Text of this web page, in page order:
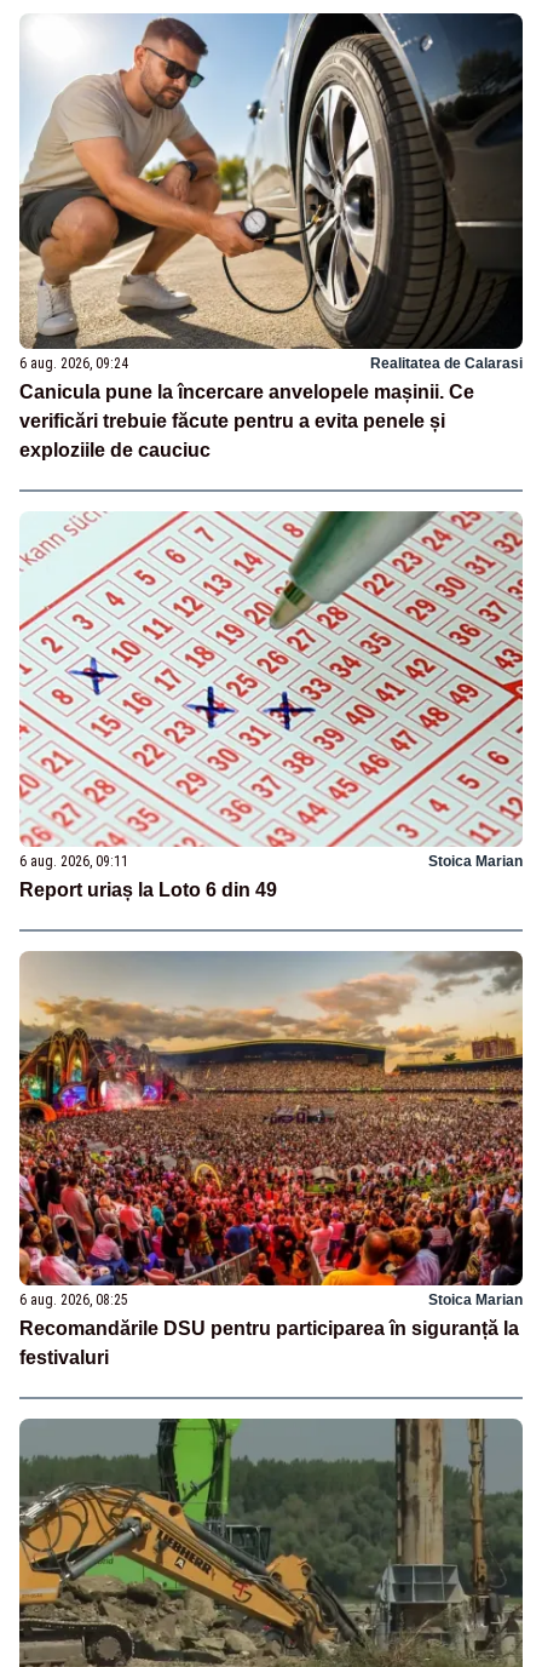
6 aug. 2026, 09:24 Realitatea de Calarasi
Canicula pune la încercare anvelopele mașinii. Ce
verificări trebuie făcute pentru a evita penele și
exploziile de cauciuc
6 aug. 2026, 09:11 Stoica Marian
Report uriaș la Loto 6 din 49
6 aug. 2026, 08:25 Stoica Marian
Recomandările DSU pentru participarea în siguranță la
festivaluri